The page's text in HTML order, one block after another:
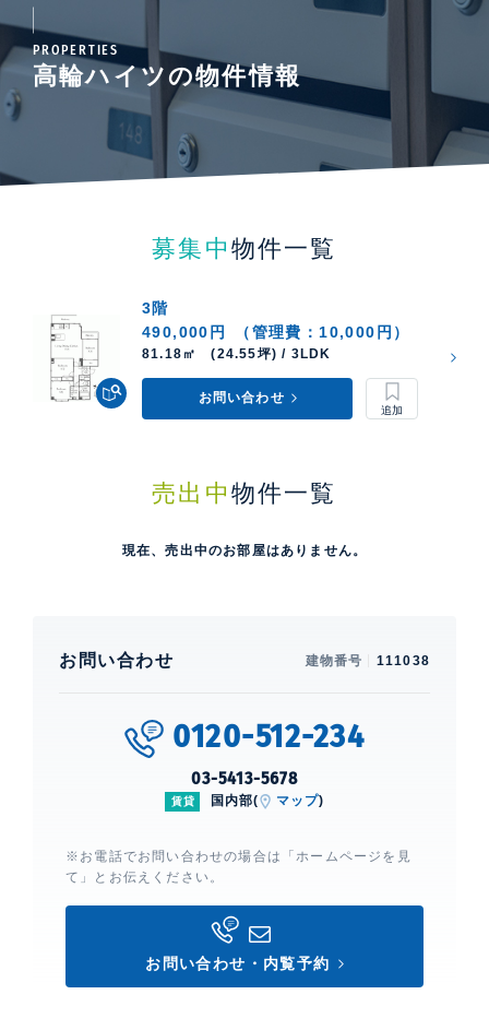
PROPERTIES
高輪ハイツの物件情報
募集中 物件一覧
3階
490,000円
（管理費：10,000円）
81.18㎡ (24.55坪) / 3LDK
お問い合わせ
売出中 物件一覧
現在、売出中のお部屋はありません。
お問い合わせ 建物番号 111038
0120-512-234
03-5413-5678
賃貸 国内部( マップ)
※お電話でお問い合わせの場合は「ホームページを見
て」とお伝えください。
お問い合わせ・内覧予約